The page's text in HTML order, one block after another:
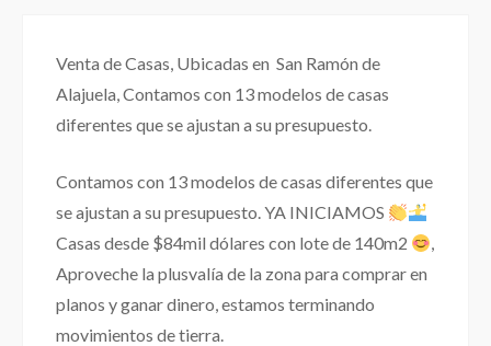
Venta de Casas, Ubicadas en San Ramón de
Alajuela, Contamos con 13 modelos de casas
diferentes que se ajustan a su presupuesto.
Contamos con 13 modelos de casas diferentes que
se ajustan a su presupuesto. YA INICIAMOS
Casas desde $84mil dólares con lote de 140m2
,
Aproveche la plusvalía de la zona para comprar en
planos y ganar dinero, estamos terminando
movimientos de tierra.